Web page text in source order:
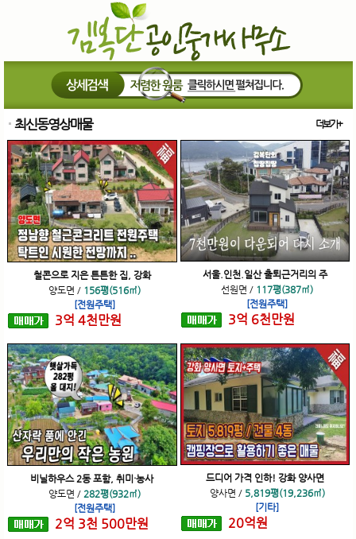
최신동영상매물 더보기+
철콘으로 지은 튼튼한 집, 강화
양도면 / 156평(516㎡)
[전원주택]
3억 4천만원
서울.인천.일산 출퇴근거리의 주
선원면 / 117평(387㎡)
[전원주택]
3억 6천만원
비닐하우스 2동 포함, 취미·농사
양도면 / 282평(932㎡)
[전원주택]
2억 3천 500만원
드디어 가격 인하! 강화 양사면
양사면 / 5,819평(19,236㎡)
[기타]
20억원